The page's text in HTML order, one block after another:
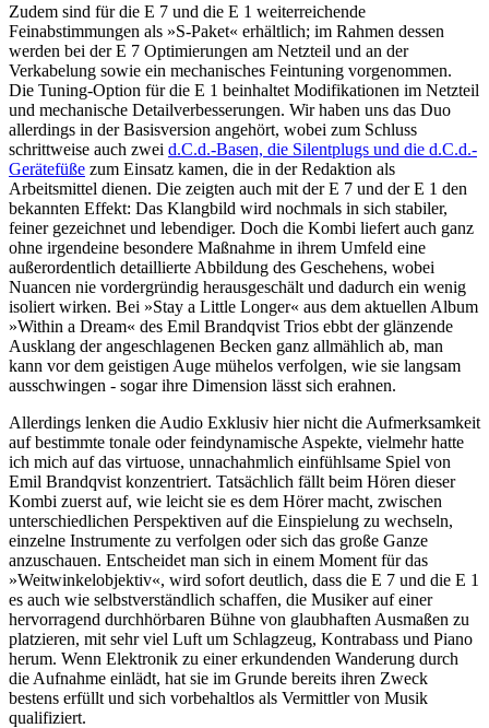
Zudem sind für die E 7 und die E 1 weiterreichende
Feinabstimmungen als »S-Paket« erhältlich; im Rahmen dessen
werden bei der E 7 Optimierungen am Netzteil und an der
Verkabelung sowie ein mechanisches Feintuning vorgenommen.
Die Tuning-Option für die E 1 beinhaltet Modifikationen im Netzteil
und mechanische Detailverbesserungen. Wir haben uns das Duo
allerdings in der Basisversion angehört, wobei zum Schluss
schrittweise auch zwei d.C.d.-Basen, die Silentplugs und die d.C.d.-
Gerätefüße zum Einsatz kamen, die in der Redaktion als
Arbeitsmittel dienen. Die zeigten auch mit der E 7 und der E 1 den
bekannten Effekt: Das Klangbild wird nochmals in sich stabiler,
feiner gezeichnet und lebendiger. Doch die Kombi liefert auch ganz
ohne irgendeine besondere Maßnahme in ihrem Umfeld eine
außerordentlich detaillierte Abbildung des Geschehens, wobei
Nuancen nie vordergründig herausgeschält und dadurch ein wenig
isoliert wirken. Bei »Stay a Little Longer« aus dem aktuellen Album
»Within a Dream« des Emil Brandqvist Trios ebbt der glänzende
Ausklang der angeschlagenen Becken ganz allmählich ab, man
kann vor dem geistigen Auge mühelos verfolgen, wie sie langsam
ausschwingen - sogar ihre Dimension lässt sich erahnen.
Allerdings lenken die Audio Exklusiv hier nicht die Aufmerksamkeit
auf bestimmte tonale oder feindynamische Aspekte, vielmehr hatte
ich mich auf das virtuose, unnachahmlich einfühlsame Spiel von
Emil Brandqvist konzentriert. Tatsächlich fällt beim Hören dieser
Kombi zuerst auf, wie leicht sie es dem Hörer macht, zwischen
unterschiedlichen Perspektiven auf die Einspielung zu wechseln,
einzelne Instrumente zu verfolgen oder sich das große Ganze
anzuschauen. Entscheidet man sich in einem Moment für das
»Weitwinkelobjektiv«, wird sofort deutlich, dass die E 7 und die E 1
es auch wie selbstverständlich schaffen, die Musiker auf einer
hervorragend durchhörbaren Bühne von glaubhaften Ausmaßen zu
platzieren, mit sehr viel Luft um Schlagzeug, Kontrabass und Piano
herum. Wenn Elektronik zu einer erkundenden Wanderung durch
die Aufnahme einlädt, hat sie im Grunde bereits ihren Zweck
bestens erfüllt und sich vorbehaltlos als Vermittler von Musik
qualifiziert.